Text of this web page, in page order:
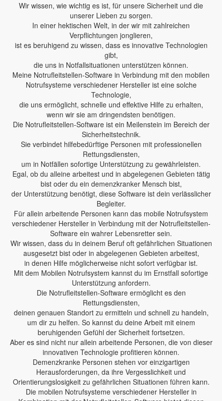
Wir wissen, wie wichtig es ist, für unsere Sicherheit und die
unserer Lieben zu sorgen.
In einer hektischen Welt, in der wir mit zahlreichen
Verpflichtungen jonglieren,
ist es beruhigend zu wissen, dass es innovative Technologien
gibt,
die uns in Notfallsituationen unterstützen können.
Meine Notrufleitstellen-Software in Verbindung mit den mobilen
Notrufsysteme verschiedener Hersteller ist eine solche
Technologie,
die uns ermöglicht, schnelle und effektive Hilfe zu erhalten,
wenn wir sie am dringendsten benötigen.
Die Notrufleitstellen-Software ist ein Meilenstein im Bereich der
Sicherheitstechnik.
Sie verbindet hilfebedürftige Personen mit professionellen
Rettungsdiensten,
um in Notfällen sofortige Unterstützung zu gewährleisten.
Egal, ob du alleine arbeitest und in abgelegenen Gebieten tätig
bist oder du ein demenzkranker Mensch bist,
der Unterstützung benötigt, diese Software ist dein verlässlicher
Begleiter.
Für allein arbeitende Personen kann das mobile Notrufsystem
verschiedener Hersteller in Verbindung mit der Notrufleitstellen-
Software ein wahrer Lebensretter sein.
Wir wissen, dass du in deinem Beruf oft gefährlichen Situationen
ausgesetzt bist oder in abgelegenen Gebieten arbeitest,
in denen Hilfe möglicherweise nicht sofort verfügbar ist.
Mit dem Mobilen Notrufsystem kannst du im Ernstfall sofortige
Unterstützung anfordern.
Die Notrufleitstellen-Software ermöglicht es den
Rettungsdiensten,
deinen genauen Standort zu ermitteln und schnell zu handeln,
um dir zu helfen. So kannst du deine Arbeit mit einem
beruhigenden Gefühl der Sicherheit fortsetzen.
Aber es sind nicht nur allein arbeitende Personen, die von dieser
innovativen Technologie profitieren können.
Demenzkranke Personen stehen vor einzigartigen
Herausforderungen, da ihre Vergesslichkeit und
Orientierungslosigkeit zu gefährlichen Situationen führen kann.
Die mobilen Notrufsysteme verschiedener Hersteller in